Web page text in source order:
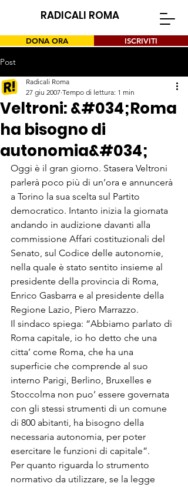
RADICALI ROMA
DONA ORA ISCRIVITI
Post
Veltroni: &#034;Roma
ha bisogno di
autonomia&#034;
Radicali Roma
27 giu 2007 Tempo di lettura: 1 min
Oggi è il gran giorno. Stasera Veltroni
parlerà poco più di un’ora e annuncerà
a Torino la sua scelta sul Partito
democratico. Intanto inizia la giornata
andando in audizione davanti alla
commissione Affari costituzionali del
Senato, sul Codice delle autonomie,
nella quale è stato sentito insieme al
presidente della provincia di Roma,
Enrico Gasbarra e al presidente della
Regione Lazio, Piero Marrazzo.
Il sindaco spiega: “Abbiamo parlato di
Roma capitale, io ho detto che una
citta’ come Roma, che ha una
superficie che comprende al suo
interno Parigi, Berlino, Bruxelles e
Stoccolma non puo’ essere governata
con gli stessi strumenti di un comune
di 800 abitanti, ha bisogno della
necessaria autonomia, per poter
esercitare le funzioni di capitale”.
Per quanto riguarda lo strumento
normativo da utilizzare, se la legge